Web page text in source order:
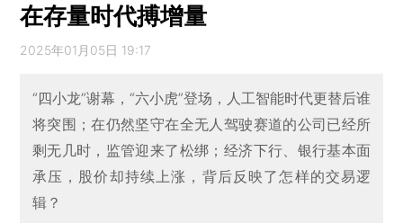
在存量时代搏增量
2025年01月05日 19:17
“四小龙”谢幕，“六小虎”登场，人工智能时代更替后谁
将突围；在仍然坚守在全无人驾驶赛道的公司已经所
剩无几时，监管迎来了松绑；经济下行、银行基本面
承压，股价却持续上涨，背后反映了怎样的交易逻
辑？